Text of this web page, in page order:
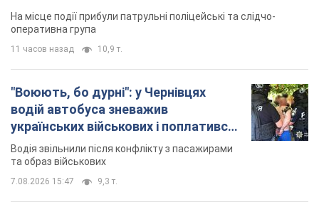
На місце події прибули патрульні поліцейські та слідчо-
оперативна група
11 часов назад 10,9 т.
"Воюють, бо дурні": у Чернівцях
водій автобуса зневажив
українських військових і поплатився.
Відео
Водія звільнили після конфлікту з пасажирами
та образ військових
7.08.2026 15:47 9,3 т.